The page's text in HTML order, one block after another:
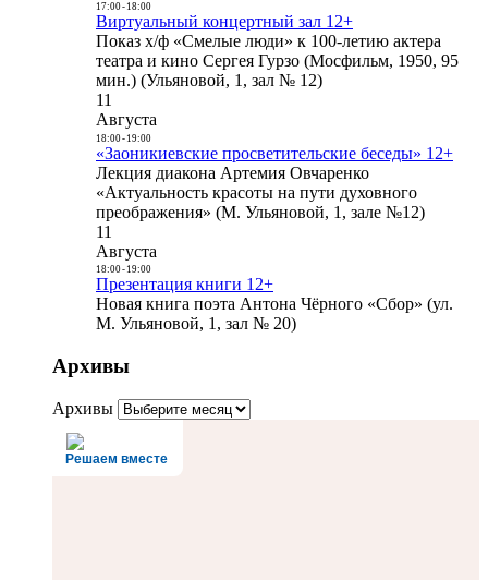
17:00- 18:00
Виртуальный концертный зал 12+
Показ х/ф «Смелые люди» к 100-летию актера
театра и кино Сергея Гурзо (Мосфильм, 1950, 95
мин.) (Ульяновой, 1, зал № 12)
11
Августа
18:00- 19:00
«Заоникиевские просветительские беседы» 12+
Лекция диакона Артемия Овчаренко
«Актуальность красоты на пути духовного
преображения» (М. Ульяновой, 1, зале №12)
11
Августа
18:00- 19:00
Презентация книги 12+
Новая книга поэта Антона Чёрного «Сбор» (ул.
М. Ульяновой, 1, зал № 20)
Архивы
Архивы
Решаем вместе